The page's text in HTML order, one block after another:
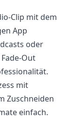
Clip mit dem
App
oder
Out
mit
Zuschneiden
einfach.